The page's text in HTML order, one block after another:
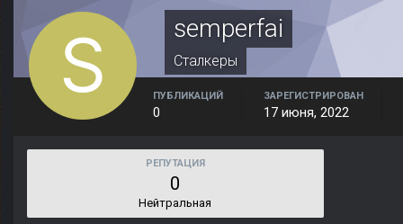
semperfai
Сталкеры
ПУБЛИКАЦИЙ
0
ЗАРЕГИСТРИРОВАН
17 июня, 2022
РЕПУТАЦИЯ
0
Нейтральная